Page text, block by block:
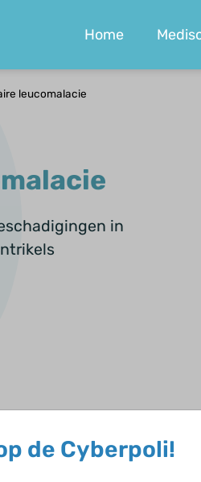
Home
leucomalacie
in
in de witte stof
rol. De cellen in de witte
geboorte kan er schade
of bij schommelingen van
de Cyberpoli!